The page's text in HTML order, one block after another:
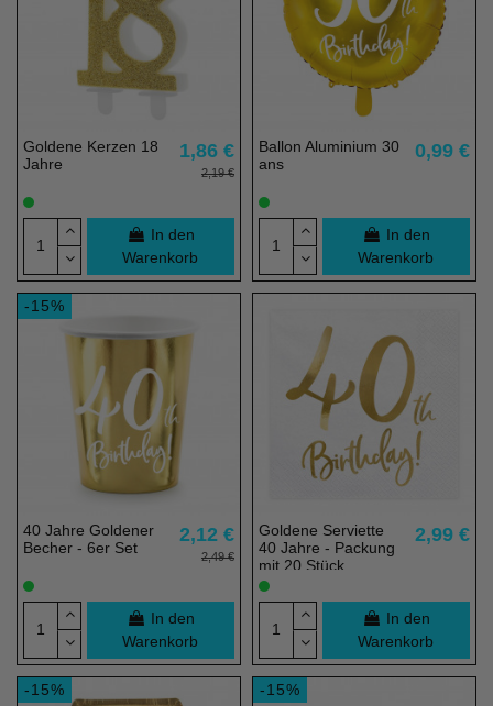
Goldene Kerzen 18
Jahre
1,86 €
2,19 €
In den
Warenkorb
Ballon Aluminium 30
ans
0,99 €
In den
Warenkorb
-15%
40 Jahre Goldener
Becher - 6er Set
2,12 €
2,49 €
In den
Warenkorb
Goldene Serviette
40 Jahre - Packung
mit 20 Stück
2,99 €
In den
Warenkorb
-15% -15%